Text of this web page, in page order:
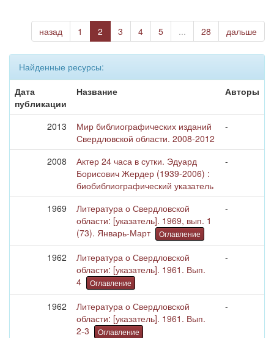
назад 1 2 3 4 5 ... 28 дальше
Найденные ресурсы:
Дата
публикации
Название Авторы
2013
Мир библиографических изданий
Свердловской области. 2008-2012
-
2008
Актер 24 часа в сутки. Эдуард
Борисович Жердер (1939-2006) :
биобиблиографический указатель
-
1969
Литература о Свердловской
области: [указатель]. 1969, вып. 1
(73). Январь-Март
Оглавление
-
1962
Литература о Свердловской
области: [указатель]. 1961. Вып.
4
Оглавление
-
1962
Литература о Свердловской
области: [указатель]. 1961. Вып.
2-3
Оглавление
-